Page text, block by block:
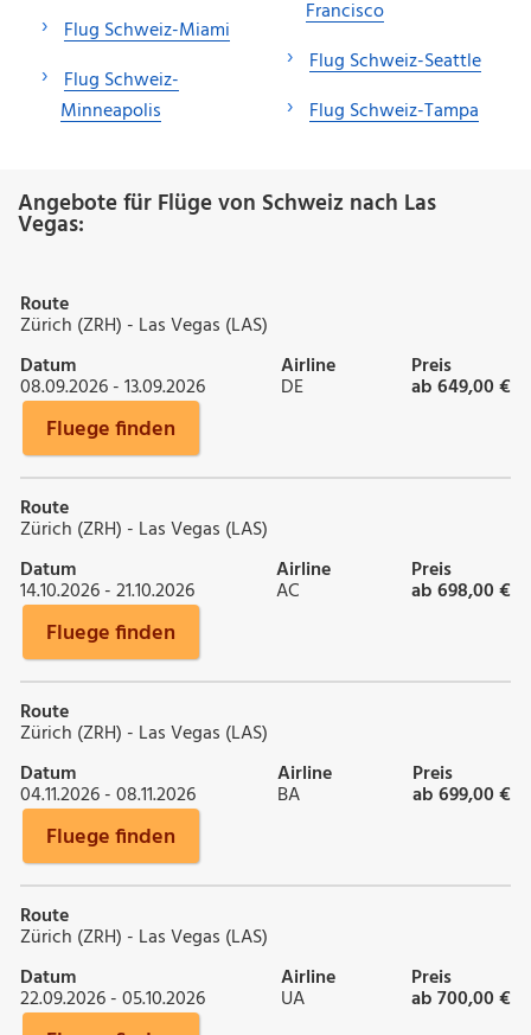
Flug Schweiz-Miami
Flug Schweiz-
Minneapolis
Francisco
Flug Schweiz-Seattle
Flug Schweiz-Tampa
Angebote für Flüge von Schweiz nach Las
Vegas:
Route
Zürich (ZRH) - Las Vegas (LAS)
Datum
08.09.2026 - 13.09.2026
Airline
DE
Preis
ab 649,00 €
Fluege finden
Route
Zürich (ZRH) - Las Vegas (LAS)
Datum
14.10.2026 - 21.10.2026
Airline
AC
Preis
ab 698,00 €
Fluege finden
Route
Zürich (ZRH) - Las Vegas (LAS)
Datum
04.11.2026 - 08.11.2026
Airline
BA
Preis
ab 699,00 €
Fluege finden
Route
Zürich (ZRH) - Las Vegas (LAS)
Datum
22.09.2026 - 05.10.2026
Airline
UA
Preis
ab 700,00 €